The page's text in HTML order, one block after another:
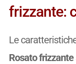
frizzante:
Le
Rosato frizzante